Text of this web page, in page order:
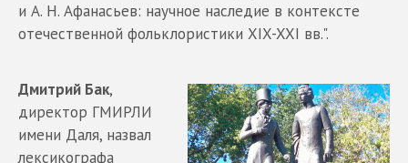
и А. Н. Афанасьев: научное наследие в контексте
отечественной фольклористики XIX-XXI вв.".
Дмитрий Бак,
директор ГМИРЛИ
имени Даля, назвал
лексикографа